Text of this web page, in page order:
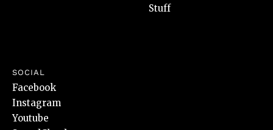
Stuff
SOCIAL
Facebook
Instagram
Youtube